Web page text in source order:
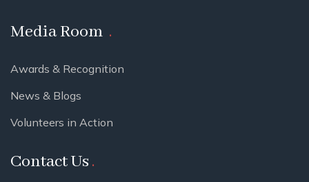
Media Room
Awards & Recognition
News & Blogs
Volunteers in Action
Contact Us